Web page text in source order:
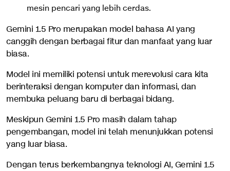
mesin pencari yang lebih cerdas.
Gemini 1.5 Pro merupakan model bahasa AI yang
canggih dengan berbagai fitur dan manfaat yang luar
biasa.
Model ini memiliki potensi untuk merevolusi cara kita
berinteraksi dengan komputer dan informasi, dan
membuka peluang baru di berbagai bidang.
Meskipun Gemini 1.5 Pro masih dalam tahap
pengembangan, model ini telah menunjukkan potensi
yang luar biasa.
Dengan terus berkembangnya teknologi AI, Gemini 1.5